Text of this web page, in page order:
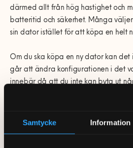
Samtycke Information
därmed allt från hög hastighet och
batteritid och säkerhet. Många
sin dator istället för att köpa en helt
Om du ska köpa en ny dator kan
går att ändra konfigurationen i det
innebär då att du inte kan byta ut